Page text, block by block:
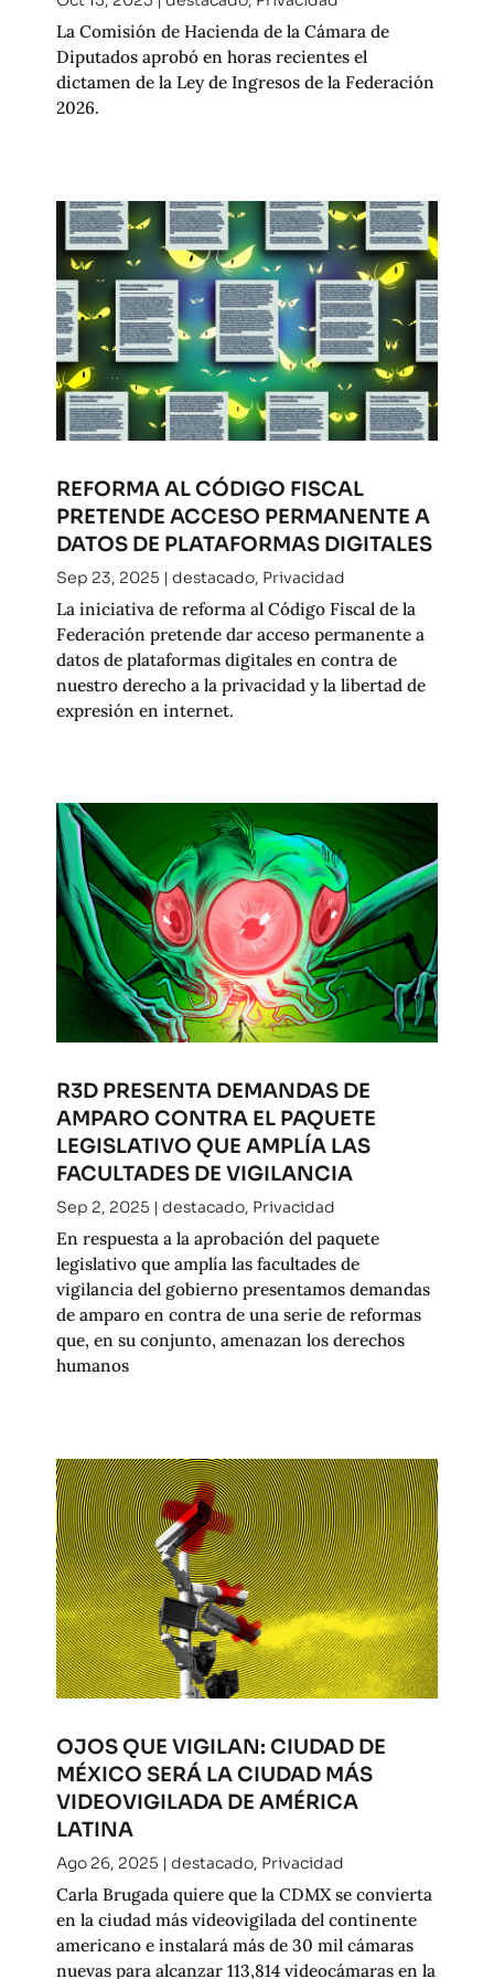
La Comisión de Hacienda de la Cámara de
Diputados aprobó en horas recientes el
dictamen de la Ley de Ingresos de la Federación
2026.
REFORMA AL CÓDIGO FISCAL
PRETENDE ACCESO PERMANENTE A
DATOS DE PLATAFORMAS DIGITALES
Sep 23, 2025 | destacado, Privacidad
La iniciativa de reforma al Código Fiscal de la
Federación pretende dar acceso permanente a
datos de plataformas digitales en contra de
nuestro derecho a la privacidad y la libertad de
expresión en internet.
R3D PRESENTA DEMANDAS DE
AMPARO CONTRA EL PAQUETE
LEGISLATIVO QUE AMPLÍA LAS
FACULTADES DE VIGILANCIA
Sep 2, 2025 | destacado, Privacidad
En respuesta a la aprobación del paquete
legislativo que amplía las facultades de
vigilancia del gobierno presentamos demandas
de amparo en contra de una serie de reformas
que, en su conjunto, amenazan los derechos
humanos
OJOS QUE VIGILAN: CIUDAD DE
MÉXICO SERÁ LA CIUDAD MÁS
VIDEOVIGILADA DE AMÉRICA
LATINA
Ago 26, 2025 | destacado, Privacidad
Carla Brugada quiere que la CDMX se convierta
en la ciudad más videovigilada del continente
americano e instalará más de 30 mil cámaras
nuevas para alcanzar 113,814 videocámaras en la